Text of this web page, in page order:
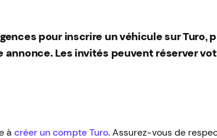
pour inscrire un véhicule sur
annonce. Les invités peuvent réserver
à créer un compte Turo. Assurez-vous de